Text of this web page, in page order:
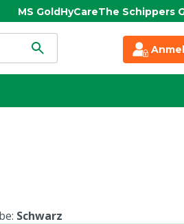
MS GoldHyCareThe Schippers
Schwarz